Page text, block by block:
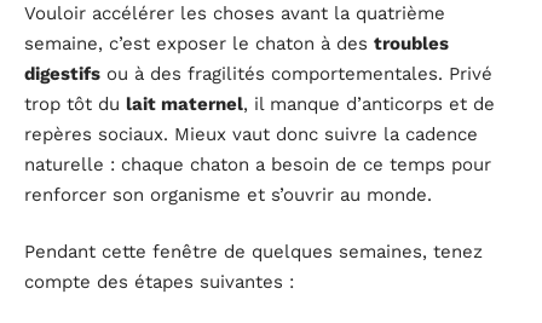
Vouloir accélérer les choses avant la quatrième
semaine, c’est exposer le chaton à des troubles
digestifs ou à des fragilités comportementales. Privé
trop tôt du lait maternel, il manque d’anticorps et de
repères sociaux. Mieux vaut donc suivre la cadence
naturelle : chaque chaton a besoin de ce temps pour
renforcer son organisme et s’ouvrir au monde.
Pendant cette fenêtre de quelques semaines, tenez
compte des étapes suivantes :